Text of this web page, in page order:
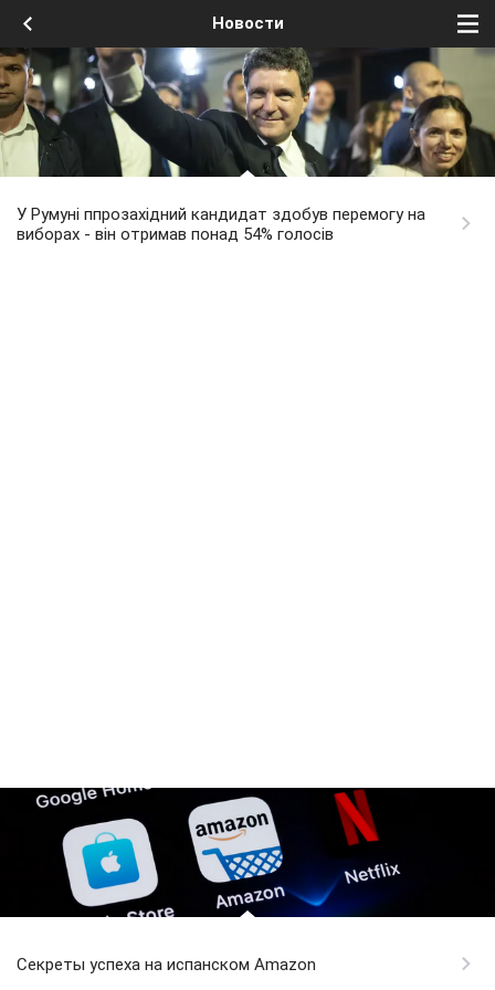
Новости
У Румуні ппрозахідний кандидат здобув перемогу на
виборах - він отримав понад 54% голосів
Секреты успеха на испанском Amazon